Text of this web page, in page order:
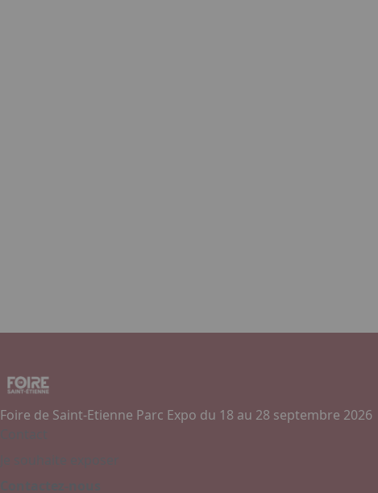
of
Foire de Saint-Etienne Parc Expo du 18 au 28 septembre 2026